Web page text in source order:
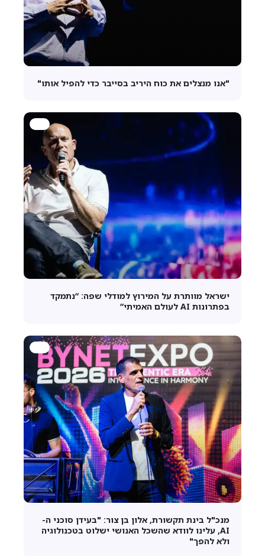
"אנו מנצלים את כוח היריב בסייבר כדי להפיל אותו"
ישראל מוותרת על המירוץ למודלי שפה: “נתמקד
בפתרונות AI לעולם האמיתי”
מנכ"ל בינת תקשורת, אלון בן צור: "בעידן סוכני ה-
AI, עלינו לוודא שהשכל האנושי ישלוט בטכנולוגיה
ולא להפך"